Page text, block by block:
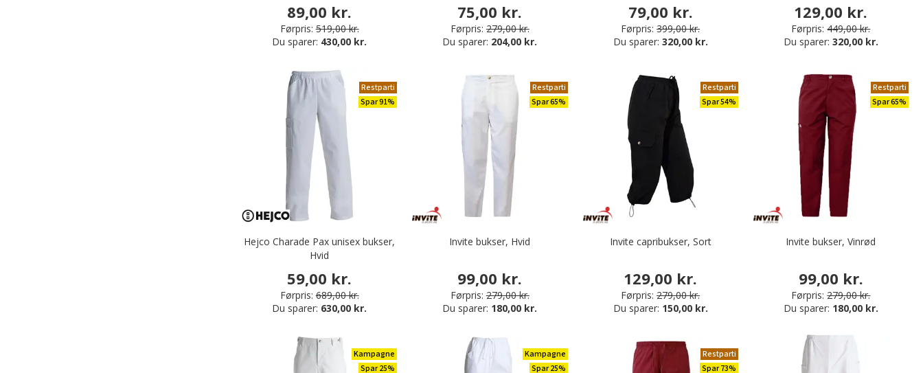
89,00 kr.
Førpris: 519,00 kr.
Du sparer: 430,00 kr.
75,00 kr.
Førpris: 279,00 kr.
Du sparer: 204,00 kr.
79,00 kr.
Førpris: 399,00 kr.
Du sparer: 320,00 kr.
129,00 kr.
Førpris: 449,00 kr.
Du sparer: 320,00 kr.
Restparti
Spar 91%
Hejco Charade Pax unisex bukser,
Hvid
59,00 kr.
Førpris: 689,00 kr.
Du sparer: 630,00 kr.
Restparti
Spar 65%
Invite bukser, Hvid
99,00 kr.
Førpris: 279,00 kr.
Du sparer: 180,00 kr.
Restparti
Spar 54%
Invite capribukser, Sort
129,00 kr.
Førpris: 279,00 kr.
Du sparer: 150,00 kr.
Restparti
Spar 65%
Invite bukser, Vinrød
99,00 kr.
Førpris: 279,00 kr.
Du sparer: 180,00 kr.
Kampagne
Spar 25%
Kampagne
Spar 25%
Restparti
Spar 73%